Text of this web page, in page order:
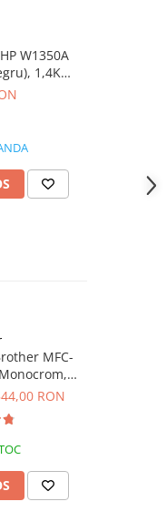
W1350A
1,4K
MFC-
Wi-Fi,
RON